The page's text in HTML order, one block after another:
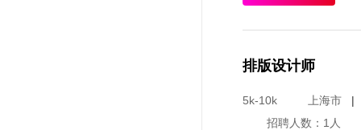
排版设计师
5k-10k 上海市
|
招聘人数：1人